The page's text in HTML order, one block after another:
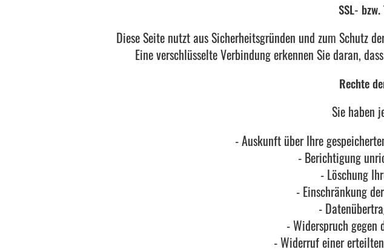
SSL-
Diese Seite nutzt aus Sicherheitsgründen und zum Schutz
Eine verschlüsselte Verbindung erkennen Sie daran,
Rechte
Sie haben
- Auskunft über Ihre
- Berichtigung
- Löschung
- Einschränkung
-
- Widerspruch gegen
- Widerruf einer